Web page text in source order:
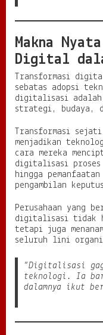
Makna
Digital
Transformasi
sebatas adopsi
digitalisasi adalah
strategi, budaya,
Transformasi
menjadikan
cara mereka
digitalisasi
hingga
pengambilan
Perusahaan yang
digitalisasi tidak
tetapi juga
seluruh lini
“Digitalisasi
teknologi. Ia
dalamnya ikut